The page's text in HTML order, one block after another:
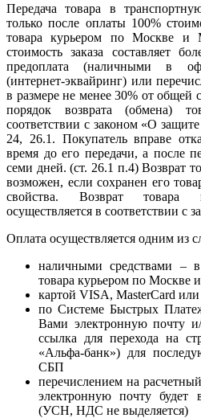
Передача товара в
только после оплаты 100%
товара курьером по Москве и
стоимость заказа составляет
предоплата (наличными в
(интернет-эквайринг) или
в размере не менее 30% от общей
порядок возврата (обмена)
соответствии с законом «О
24, 26.1. Покупатель вправе
время до его передачи, а после
семи дней. (ст. 26.1 п.4) Возврат
возможен, если сохранен его
свойства. Возврат товара
осуществляется в соответствии с
Оплата осуществляется одним из
наличными средствами –
товара курьером по Москве
картой VISA, MasterCard
по Системе Быстрых
Вами электронную почту
ссылка для перехода на
«Альфа-банк») для
СБП
перечислением на
электронную почту будет
(УСН, НДС не выделяется)